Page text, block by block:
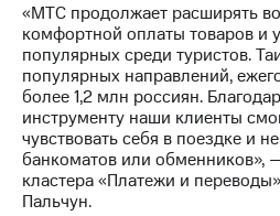
Корпоративное
управление
Корпоративный
секретарь
Раскрытие
информации
Информация
акционерам
«МТС продолжает расширять
комфортной оплаты товаров и
популярных среди туристов.
популярных направлений,
более 1,2 млн россиян.
инструменту наши клиенты
чувствовать себя в поездке и
банкоматов или обменников»,
кластера «Платежи и
Пальчун.